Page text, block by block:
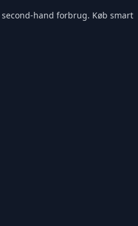
hand forbrug. Køb smart